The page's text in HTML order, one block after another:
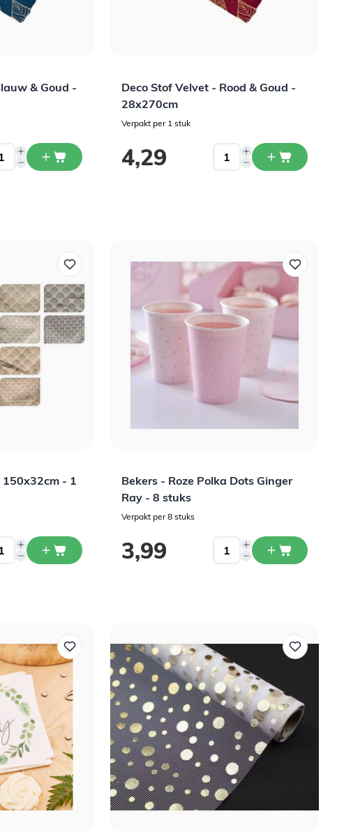
& Goud -
Deco Stof Velvet - Rood & Goud -
28x270cm
Verpakt per 1 stuk
4,29
- 1
Bekers - Roze Polka Dots Ginger
Ray - 8 stuks
Verpakt per 8 stuks
3,99